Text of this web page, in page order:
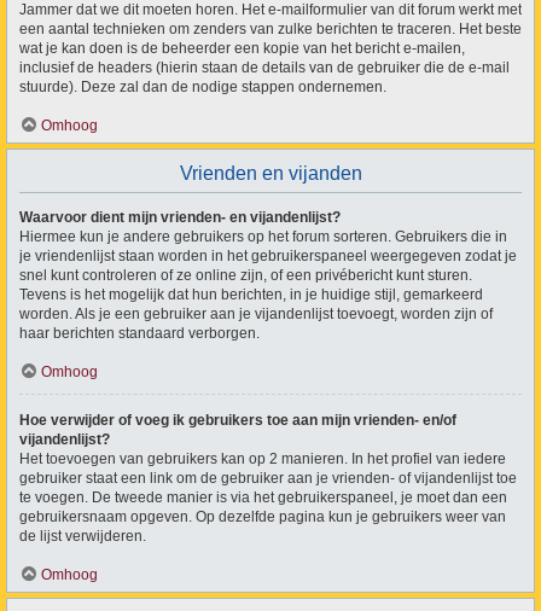
Jammer dat we dit moeten horen. Het e-mailformulier van dit forum werkt met
een aantal technieken om zenders van zulke berichten te traceren. Het beste
wat je kan doen is de beheerder een kopie van het bericht e-mailen,
inclusief de headers (hierin staan de details van de gebruiker die de e-mail
stuurde). Deze zal dan de nodige stappen ondernemen.
Omhoog
Vrienden en vijanden
Waarvoor dient mijn vrienden- en vijandenlijst?
Hiermee kun je andere gebruikers op het forum sorteren. Gebruikers die in
je vriendenlijst staan worden in het gebruikerspaneel weergegeven zodat je
snel kunt controleren of ze online zijn, of een privébericht kunt sturen.
Tevens is het mogelijk dat hun berichten, in je huidige stijl, gemarkeerd
worden. Als je een gebruiker aan je vijandenlijst toevoegt, worden zijn of
haar berichten standaard verborgen.
Omhoog
Hoe verwijder of voeg ik gebruikers toe aan mijn vrienden- en/of
vijandenlijst?
Het toevoegen van gebruikers kan op 2 manieren. In het profiel van iedere
gebruiker staat een link om de gebruiker aan je vrienden- of vijandenlijst toe
te voegen. De tweede manier is via het gebruikerspaneel, je moet dan een
gebruikersnaam opgeven. Op dezelfde pagina kun je gebruikers weer van
de lijst verwijderen.
Omhoog